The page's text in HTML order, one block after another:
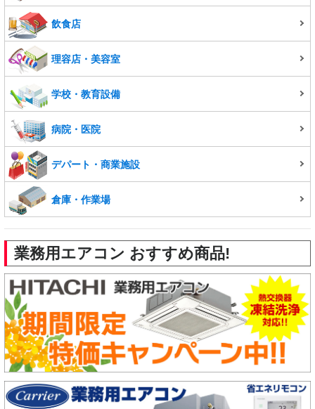
飲食店
理容店・美容室
学校・教育設備
病院・医院
デパート・商業施設
倉庫・作業場
業務用エアコン おすすめ商品!